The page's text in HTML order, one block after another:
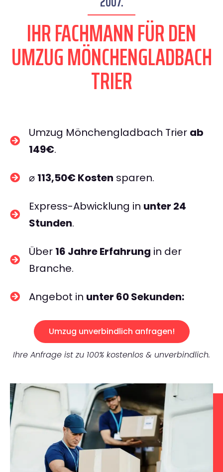
IHR FACHMANN FÜR DEN
UMZUG MÖNCHENGLADBACH
TRIER
Umzug Mönchengladbach Trier ab
149€.
⌀ 113,50€ Kosten sparen.
Express-Abwicklung in unter 24
Stunden.
Über 16 Jahre Erfahrung in der
Branche.
Angebot in unter 60 Sekunden:
Umzug unverbindlich anfragen!
Ihre Anfrage ist zu 100% kostenlos & unverbindlich.